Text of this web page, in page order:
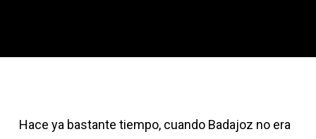
Hace ya bastante tiempo, cuando Badajoz no era